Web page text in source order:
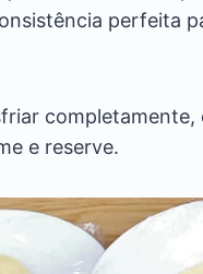
perfeita
completamente,
e reserve.